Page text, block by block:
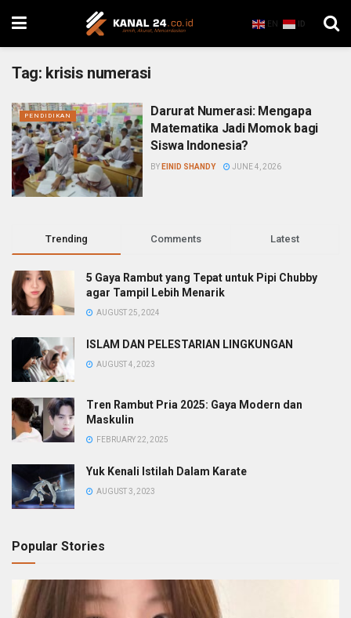
EN ID
Tag: krisis numerasi
PENDIDIKAN
Darurat Numerasi: Mengapa
Matematika Jadi Momok bagi
Siswa Indonesia?
BY EINID SHANDY JUNE 4, 2026
Trending Comments Latest
5 Gaya Rambut yang Tepat untuk Pipi Chubby
agar Tampil Lebih Menarik
AUGUST 25, 2024
ISLAM DAN PELESTARIAN LINGKUNGAN
AUGUST 4, 2023
Tren Rambut Pria 2025: Gaya Modern dan
Maskulin
FEBRUARY 22, 2025
Yuk Kenali Istilah Dalam Karate
AUGUST 3, 2023
Popular Stories